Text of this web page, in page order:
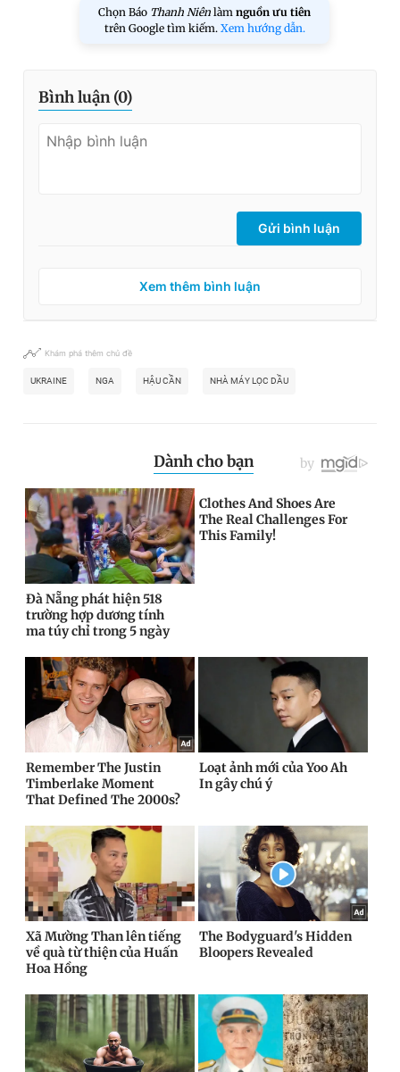
Chọn Báo Thanh Niên làm nguồn ưu tiên
trên Google tìm kiếm. Xem hướng dẫn.
Bình luận (0)
Gửi bình luận
Xem thêm bình luận
Khám phá thêm chủ đề
UKRAINE NGA HẬU CẦN NHÀ MÁY LỌC DẦU